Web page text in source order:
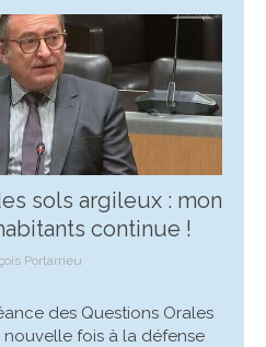
sols argileux : mon
continue !
Portarrieu
des Questions Orales
nouvelle fois à la défense